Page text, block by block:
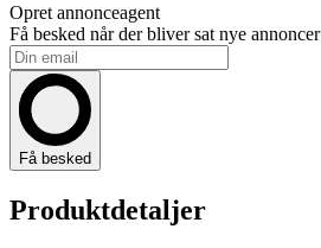
Opret annonceagent
Få besked når der bliver sat nye
Få besked
Produktdetaljer